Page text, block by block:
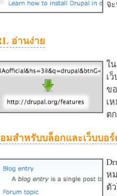
จ
อ่านง่าย
ใ
เ
ข
เ
ต
มสำหรับบล็อกและเว็บบอร์
ห
ตั